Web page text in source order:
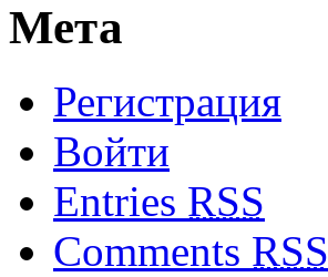
Мета
Регистрация
Войти
Entries RSS
Comments RSS